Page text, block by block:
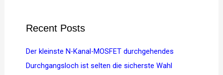
Recent Posts
Der kleinste N-Kanal-MOSFET durchgehendes
Durchgangsloch ist selten die sicherste Wahl